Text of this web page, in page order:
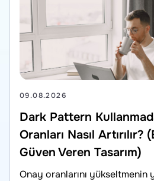
09.08.2026
Dark Pattern
Oranları Nasıl
Güven Veren Tasarım)
Onay oranlarını yükseltmenin